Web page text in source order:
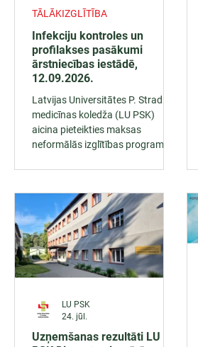
Infekciju kontroles un
profilakses pasākumi
ārstniecības iestādē,
12.09.2026.
Latvijas Universitātes P. Stradiņa
medicīnas koledža (LU PSK)
aicina pieteikties maksas
neformālās izglītības programmai
TĀLĀKIZGLĪTĪBA
Uzņemšanas rezultāti LU
LU PSK
24. jūl.